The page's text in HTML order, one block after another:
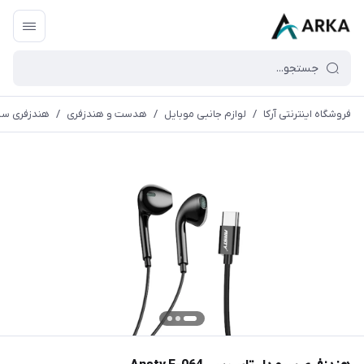
فروشگاه اینترنتی آرکا / لوازم جانبی موبایل / هدست و هندزفری / هندزفری